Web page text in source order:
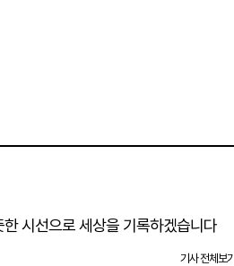
시선으로 세상을 기록하겠습니다
기사 전체보기